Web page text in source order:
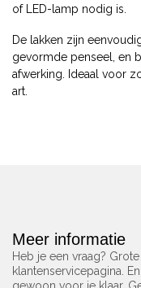
of LED-lamp nodig is.
De lakken zijn
gevormde penseel, en
afwerking. Ideaal voor
art.
Meer informatie
Heb je een vraag?
klantenservicepagina.